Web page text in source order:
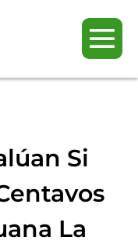
Si
La